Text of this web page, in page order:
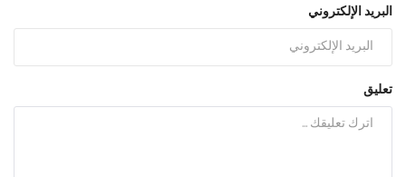
البريد الإلكتروني
تعليق